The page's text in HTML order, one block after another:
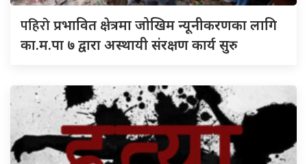
पहिरोप्रभावित क्षेत्रमा जोखिम न्यूनीकरणका लागि
का.म.पा ७ द्वारा अस्थायी संरक्षण कार्य सुरु